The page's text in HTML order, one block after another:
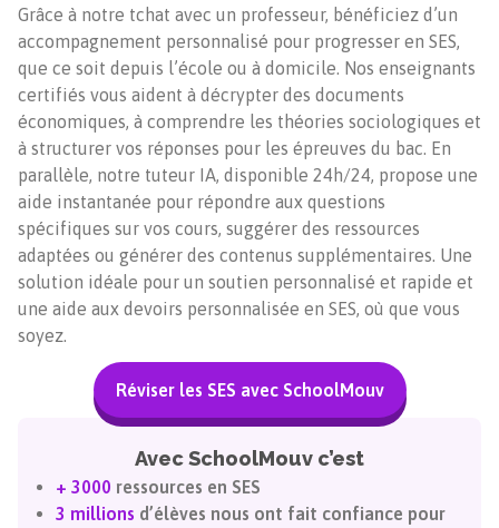
Grâce à notre tchat avec un professeur, bénéficiez d’un
accompagnement personnalisé pour progresser en SES,
que ce soit depuis l’école ou à domicile. Nos enseignants
certifiés vous aident à décrypter des documents
économiques, à comprendre les théories sociologiques et
à structurer vos réponses pour les épreuves du bac. En
parallèle, notre tuteur IA, disponible 24h/24, propose une
aide instantanée pour répondre aux questions
spécifiques sur vos cours, suggérer des ressources
adaptées ou générer des contenus supplémentaires. Une
solution idéale pour un soutien personnalisé et rapide et
une aide aux devoirs personnalisée en SES, où que vous
soyez.
Réviser les SES avec SchoolMouv
Avec SchoolMouv c’est
+ 3000 ressources en SES
3 millions d’élèves nous ont fait confiance pour